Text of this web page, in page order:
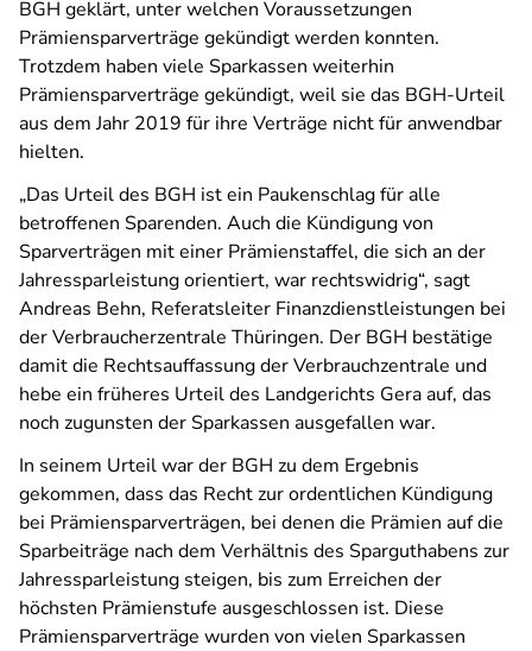
BGH geklärt, unter welchen Voraussetzungen
Prämiensparverträge gekündigt werden konnten.
Trotzdem haben viele Sparkassen weiterhin
Prämiensparverträge gekündigt, weil sie das BGH-Urteil
aus dem Jahr 2019 für ihre Verträge nicht für anwendbar
hielten.
„Das Urteil des BGH ist ein Paukenschlag für alle
betroffenen Sparenden. Auch die Kündigung von
Sparverträgen mit einer Prämienstaffel, die sich an der
Jahressparleistung orientiert, war rechtswidrig“, sagt
Andreas Behn, Referatsleiter Finanzdienstleistungen bei
der Verbraucherzentrale Thüringen. Der BGH bestätige
damit die Rechtsauffassung der Verbrauchzentrale und
hebe ein früheres Urteil des Landgerichts Gera auf, das
noch zugunsten der Sparkassen ausgefallen war.
In seinem Urteil war der BGH zu dem Ergebnis
gekommen, dass das Recht zur ordentlichen Kündigung
bei Prämiensparverträgen, bei denen die Prämien auf die
Sparbeiträge nach dem Verhältnis des Sparguthabens zur
Jahressparleistung steigen, bis zum Erreichen der
höchsten Prämienstufe ausgeschlossen ist. Diese
Prämiensparverträge wurden von vielen Sparkassen